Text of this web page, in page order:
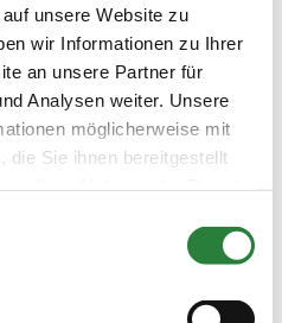
unsere Website zu
wir Informationen zu Ihrer
an unsere Partner für
Analysen weiter. Unsere
möglicherweise mit
die Sie ihnen bereitgestellt